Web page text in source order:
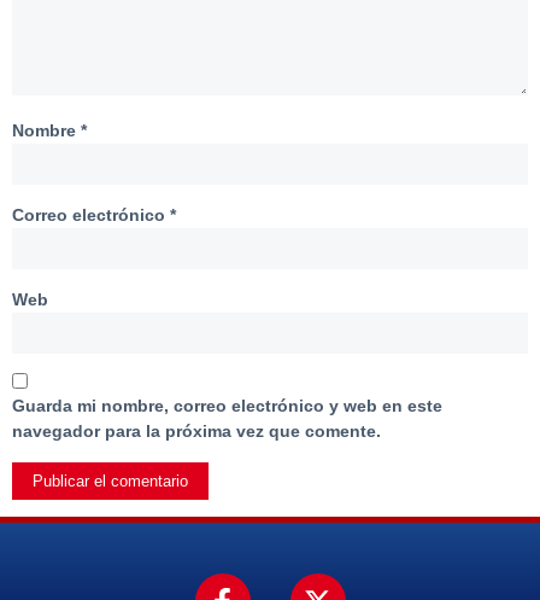
Nombre *
Correo electrónico *
Web
Guarda mi nombre, correo electrónico y web en este
navegador para la próxima vez que comente.